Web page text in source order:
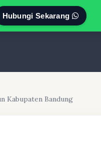
Hubungi Sekarang
Kabupaten Bandung